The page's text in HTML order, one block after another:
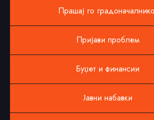
Прашај го
Пријави проблем
Буџет и финансии
Јавни набавки